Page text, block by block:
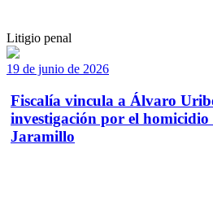
Litigio penal
19 de junio de 2026
Fiscalía vincula a Álvaro
investigación por el homicidio
Jaramillo